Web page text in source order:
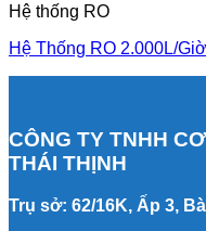
Hệ thống RO
Hệ Thống RO 2.000L/Giờ
CÔNG TY TNHH
THÁI THỊNH
Trụ sở: 62/16K, Ấp 3,